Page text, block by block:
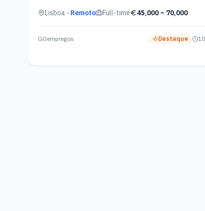
Lisboa · Remoto Full-time 45,000 – 70,000
GOempregos Destaque